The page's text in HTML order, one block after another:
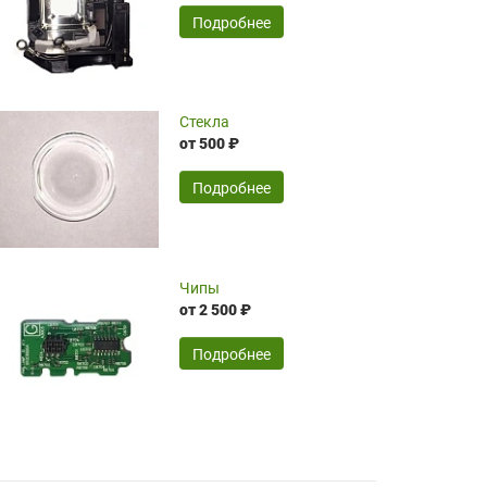
временные затраты по достаточно
оптимизированной стоимости, чему
чрезмерно благодарны!)))
SERGEY FOURSOV,24.04.2026
широкий ассортимент ламп, как оригиналов,
так и аналогов.Быстрое оформление и
передача в доставку, приемлемые цены. Мне
понравилось.
Читать полностью
16.04.2026
Подробнее
Стекла
от 500 ₽
Подробнее
Чипы
от 2 500 ₽
Подробнее